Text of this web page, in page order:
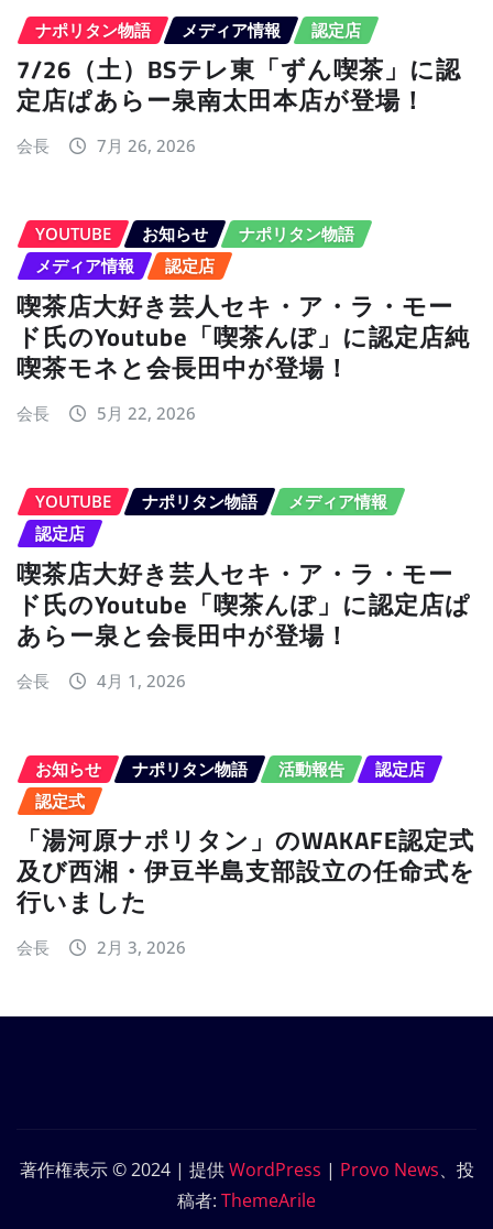
ナポリタン物語 メディア情報 認定店
7/26（土）BSテレ東「ずん喫茶」に認
定店ぱあらー泉南太田本店が登場！
会長 7月 26, 2026
YOUTUBE お知らせ
ナポリタン物語
メディア情報
認定店
喫茶店大好き芸人セキ・ア・ラ・モー
ド氏のYoutube「喫茶んぽ」に認定店純
喫茶モネと会長田中が登場！
会長 5月 22, 2026
YOUTUBE ナポリタン物語
メディア情報
認定店
喫茶店大好き芸人セキ・ア・ラ・モー
ド氏のYoutube「喫茶んぽ」に認定店ぱ
あらー泉と会長田中が登場！
会長 4月 1, 2026
お知らせ ナポリタン物語 活動報告
認定店
認定式
「湯河原ナポリタン」のWAKAFE認定式
及び西湘・伊豆半島支部設立の任命式を
行いました
会長 2月 3, 2026
著作権表示 © 2024 | 提供WordPress | Provo News、投
稿者: ThemeArile